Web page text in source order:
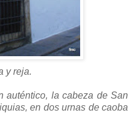
y reja.
auténtico, la cabeza de San
en dos urnas de caoba